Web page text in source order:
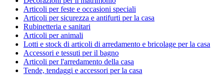
Articoli per feste e occasioni speciali
Articoli per sicurezza e antifurti per la casa
Rubinetteria e sanitari
Articoli per animali
Lotti e stock di articoli di arredamento e bricolage per la casa
Accessori e tessuti per il bagno
Articoli per l'arredamento della casa
Tende, tendaggi e accessori per la casa